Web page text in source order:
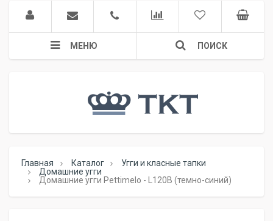
МЕНЮ ПОИСК
Главная Каталог
Угги и класные тапки
Домашние угги
Домашние угги Pettimelo - L120B (темно-синий)